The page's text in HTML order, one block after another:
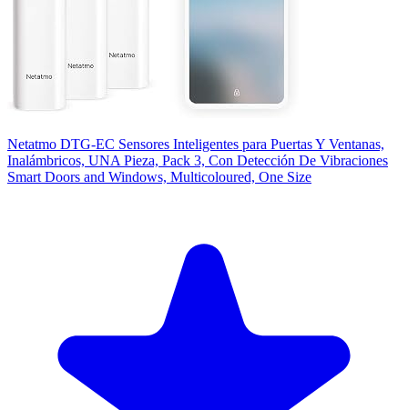
Netatmo DTG-EC Sensores Inteligentes para Puertas Y Ventanas,
Inalámbricos, UNA Pieza, Pack 3, Con Detección De Vibraciones
Smart Doors and Windows, Multicoloured, One Size